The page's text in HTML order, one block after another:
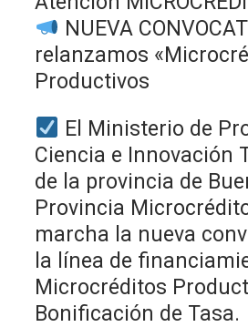
NUEVA
relanzamos
Productivos
El Ministerio de
Ciencia e Innovación
de la provincia de
Provincia
marcha la nueva
la línea de
Microcréditos
Bonificación de Tasa.